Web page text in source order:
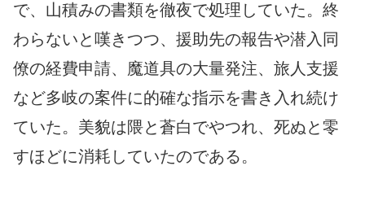
で、山積みの書類を徹夜で処理していた。終
わらないと嘆きつつ、援助先の報告や潜入同
僚の経費申請、魔道具の大量発注、旅人支援
など多岐の案件に的確な指示を書き入れ続け
ていた。美貌は隈と蒼白でやつれ、死ぬと零
すほどに消耗していたのである。